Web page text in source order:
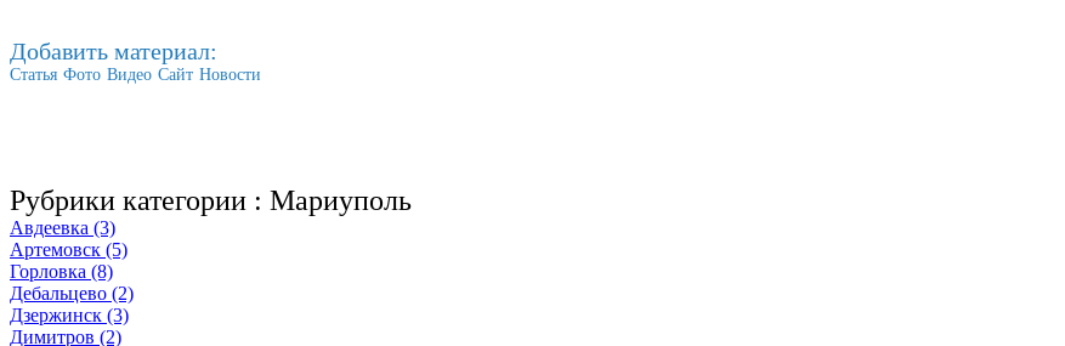
Добавить материал:
Статья Фото Видео Сайт Новости
Рубрики категории : Мариуполь
Авдеевка (3)
Артемовск (5)
Горловка (8)
Дебальцево (2)
Дзержинск (3)
Димитров (2)